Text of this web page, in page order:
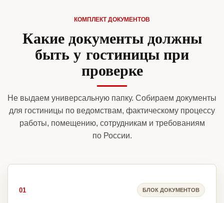
КОМПЛЕКТ ДОКУМЕНТОВ
Какие документы должны
быть у гостиницы при
проверке
Не выдаем универсальную папку. Собираем документы
для гостиницы по ведомствам, фактическому процессу
работы, помещению, сотрудникам и требованиям
по России.
01 БЛОК ДОКУМЕНТОВ